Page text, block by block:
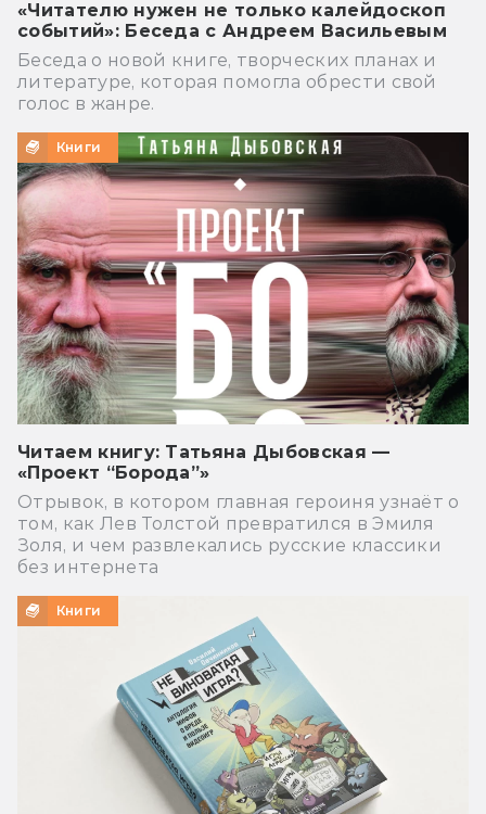
«Читателю нужен не только калейдоскоп
событий»: Беседа с Андреем Васильевым
Беседа о новой книге, творческих планах и
литературе, которая помогла обрести свой
голос в жанре.
Книги
Читаем книгу: Татьяна Дыбовская —
«Проект “Борода”»
Отрывок, в котором главная героиня узнаёт о
том, как Лев Толстой превратился в Эмиля
Золя, и чем развлекались русские классики
без интернета
Книги